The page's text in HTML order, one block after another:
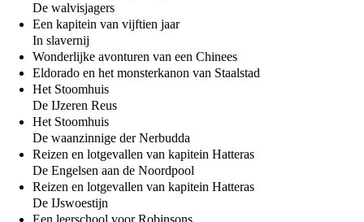
De walvisjagers
Een kapitein van vijftien jaar
In slavernij
Wonderlijke avonturen van een Chinees
Eldorado en het monsterkanon van Staalstad
Het Stoomhuis
De Ĳzeren Reus
Het Stoomhuis
De waanzinnige der Nerbudda
Reizen en lotgevallen van kapitein Hatteras
De Engelsen aan de Noordpool
Reizen en lotgevallen van kapitein Hatteras
De Ĳswoestijn